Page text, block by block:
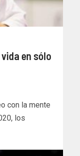
en sólo
con la mente
los